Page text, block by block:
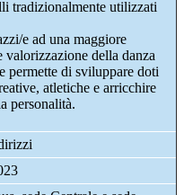
tradizionalmente utilizzati
e ad una maggiore
valorizzazione della danza
permette di sviluppare doti
atletiche e arricchire
personalità.